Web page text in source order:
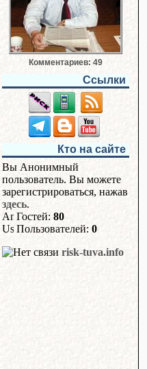
Комментариев: 49
Ссылки
Кто на сайте
Вы Анонимный
пользователь. Вы можете
зарегистрироваться, нажав
здесь.
Гостей: 80
Пользователей: 0
risk-tuva.info